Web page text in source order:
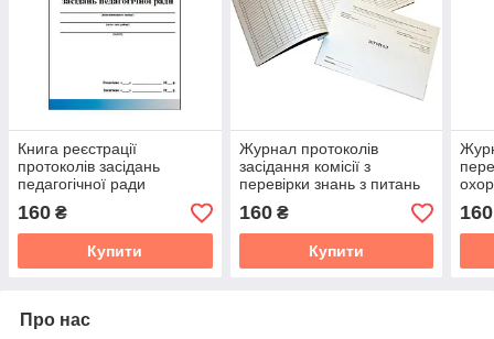
Книга реєстрації
протоколів засідань
педагогічної ради
160 ₴
Купити
Журнал протоколів
засідання комісії з
перевірки знань з питань
охорони праці
160₴
Купити
160
Про нас